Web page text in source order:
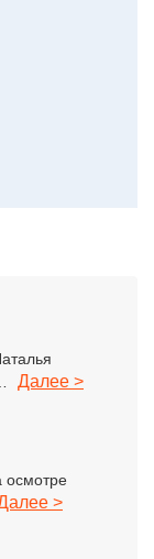
Далее >
осмотре
>